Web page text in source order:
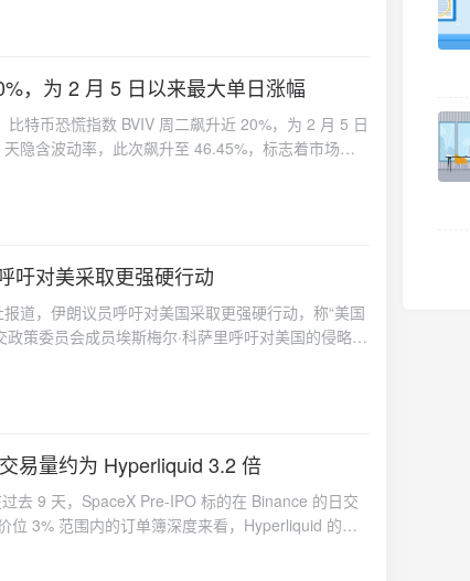
美元，过去24小时涨幅 30.8%，现报
，为 2 月 5 日以来最大单日涨幅
特币恐慌指数 BVIV 周二飙升近 20%，为 2 月 5 日
隐含波动率，此次飙升至 46.45%，标志着市场在
价格下跌超 6% 至 66,000 美元，BVIV 随之急剧上
期的开始，仍有待观察。
吁对美采取更强硬行动
道，伊朗议员呼吁对美国采取更强硬行动，称“美国
策委员会成员埃斯梅尔·科萨里呼吁对美国的侵略行
易量约为 Hyperliquid 3.2 倍
去 9 天，SpaceX Pre-IPO 标的在 Binance 的日交
位 3% 范围内的订单簿深度来看，Hyperliquid 的平